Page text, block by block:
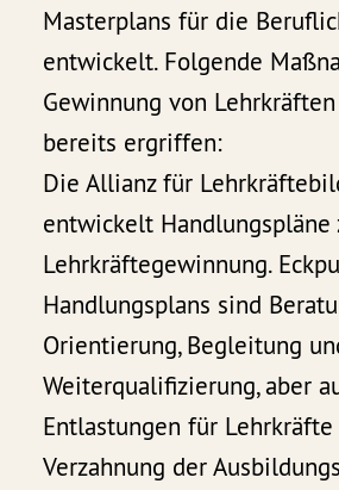
Masterplans für die
entwickelt. Folgende
Gewinnung von
bereits ergriffen:
Die Allianz für
entwickelt Handlungspläne
Lehrkräftegewinnung.
Handlungsplans sind
Orientierung, Begleitung
Weiterqualifizierung, aber
Entlastungen für
Verzahnung der